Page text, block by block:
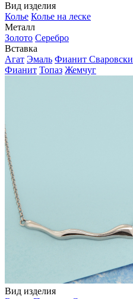
Вид изделия
Колье Колье на леске
Металл
Золото Серебро
Вставка
Агат Эмаль Фианит Сваровски
Фианит Топаз Жемчуг
Вид изделия